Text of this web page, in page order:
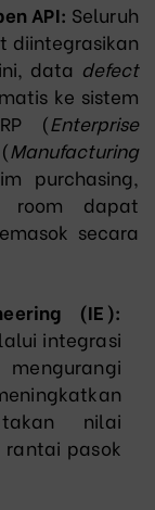
API: Seluruh
diintegrasikan
data defect
ke sistem
(Enterprise
Manufacturing
purchasing,
room dapat
secara
(IE):
integrasi
nilai
pasok